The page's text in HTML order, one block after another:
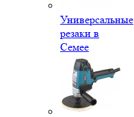
Универсальные
резаки в
Семее